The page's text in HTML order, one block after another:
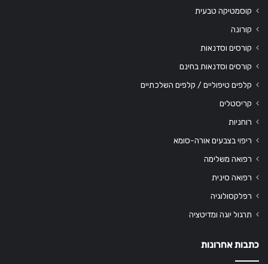
קוסמטיקה טבעית
קורונה
קורסים וסדנאות
קורסים וסדנאות בחינם
קלפים טיפוליים / קלפים השלכתיים
קריסטלים
רוחניות
ריפוי בצבעים אורה-סומא
רפואה משלימה
רפואה סינית
רפלקסולוגיה
תרגול יוגה ומדיטציה
כתבות אחרונות